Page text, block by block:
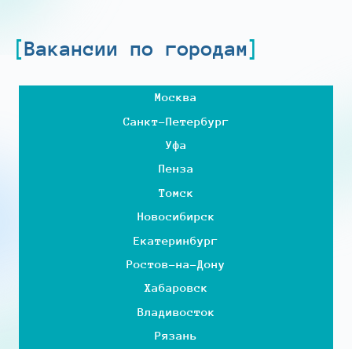
Вакансии по городам
Москва
Санкт-Петербург
Уфа
Пенза
Томск
Новосибирск
Екатеринбург
Ростов-на-Дону
Хабаровск
Владивосток
Рязань